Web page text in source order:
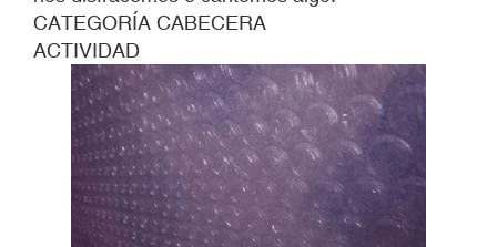
CATEGORÍA CABECERA
ACTIVIDAD